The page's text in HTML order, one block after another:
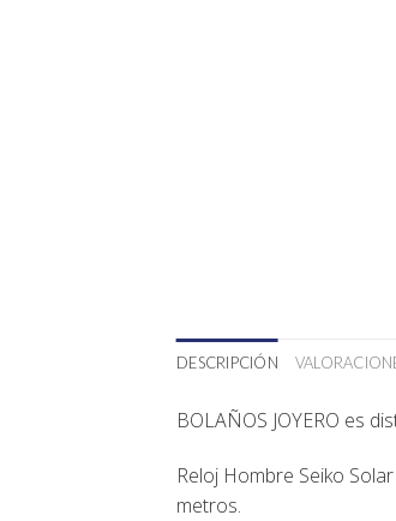
DESCRIPCIÓN
BOLAÑOS JOYERO es
Reloj Hombre Seiko
metros.